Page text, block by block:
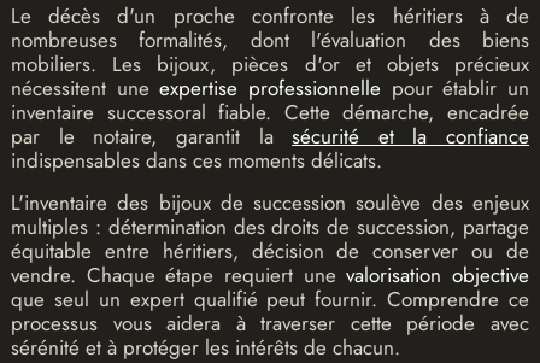
Le décès d'un proche confronte les héritiers à de
nombreuses formalités, dont l'évaluation des biens
mobiliers. Les bijoux, pièces d'or et objets précieux
nécessitent uneexpertise professionnelle pour établir un
inventaire successoral fiable. Cette démarche, encadrée
par le notaire, garantit lasécurité et la confiance
indispensables dans ces moments délicats.
L'inventaire des bijoux de succession soulève des enjeux
multiples : détermination des droits de succession, partage
équitable entre héritiers, décision de conserver ou de
vendre. Chaque étape requiert unevalorisation objective
que seul un expert qualifié peut fournir. Comprendre ce
processus vous aidera à traverser cette période avec
sérénité et à protéger les intérêts de chacun.